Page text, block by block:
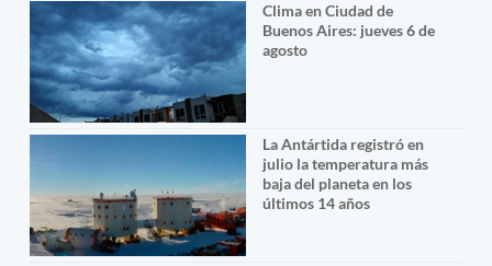
Clima en Ciudad de
Buenos Aires: jueves 6 de
agosto
La Antártida registró en
julio la temperatura más
baja del planeta en los
últimos 14 años